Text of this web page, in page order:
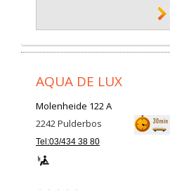
AQUA DE LUX
Molenheide 122 A
2242Pulderbos
Tel:03/434 38 80